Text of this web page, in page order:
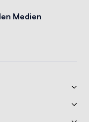
Medien